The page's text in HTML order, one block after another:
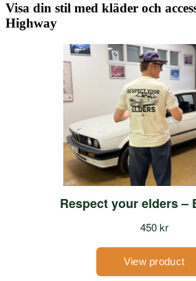
Visa din stil med kläder och
Highway